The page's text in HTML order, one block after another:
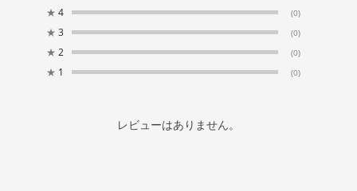
★ 4 (0)
★ 3 (0)
★ 2 (0)
★ 1 (0)
レビューはありません。